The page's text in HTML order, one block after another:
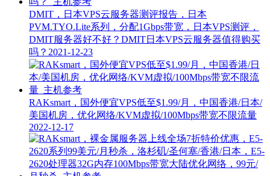
DMIT，日本VPS云服务器测评报告，日本
PVM.TYO.Lite系列，分配1Gbps带宽，日本VPS测评，
DMIT服务器好不好？DMIT日本VPS云服务器值得购买
吗？ 2021-12-23
RAKsmart，国外便宜VPS低至$1.99/月，中国香港/日本/
美国机房，优化网络/KVM虚拟/100Mbps带宽不限流量
2022-12-17